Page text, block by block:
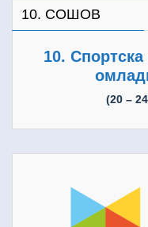
10. СОШОВ
10.
(20 –